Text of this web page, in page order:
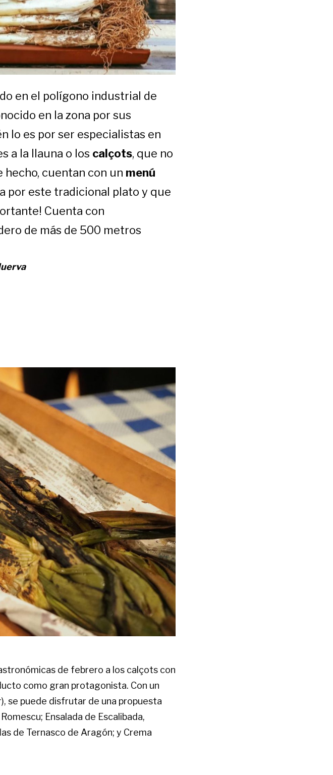
en el polígono industrial de
en la zona por sus
lo es por ser especialistas en
a la llauna o los calçots, que no
hecho, cuentan con un menú
por este tradicional plato y que
Cuenta con
de más de 500 metros
de febrero a los calçots con
como gran protagonista. Con un
se puede disfrutar de una propuesta
Ensalada de Escalibada,
de Ternasco de Aragón; y Crema